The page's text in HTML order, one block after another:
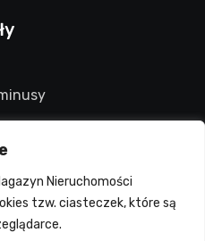
Nieruchomości
tzw. ciasteczek, które są
i minusy
– plusy i minusy